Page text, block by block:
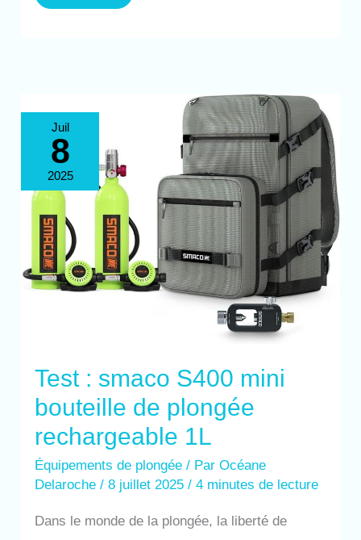
Juil
8
2025
Test : smaco S400 mini
bouteille de plongée
rechargeable 1L
Équipements de plongée / ParOcéane
Delaroche/8 juillet 2025/4 minutes de lecture
Dans le monde de la plongée, la liberté de
:
smaco
S400
mini
bouteille
plongée
1L